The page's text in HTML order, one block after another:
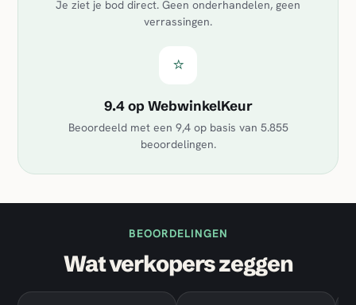
Je ziet je bod direct. Geen onderhandelen, geen
verrassingen.
⭐
9.4 op WebwinkelKeur
Beoordeeld met een 9,4op basis van 5.855
beoordelingen.
BEOORDELINGEN
Wat verkopers zeggen